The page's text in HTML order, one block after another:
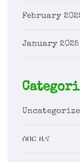
February
January 2025
ሰበር ዜና